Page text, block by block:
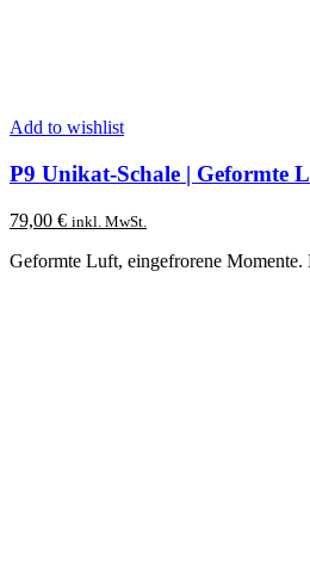
Add to wishlist
P9 Unikat-Schale | Geformte
79,00 € inkl. MwSt.
Geformte Luft, eingefrorene